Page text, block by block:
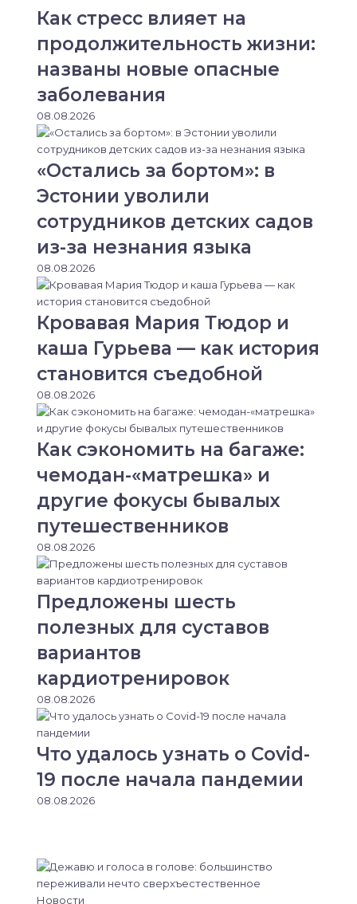
Как стресс влияет на
продолжительность жизни:
названы новые опасные
заболевания
08.08.2026
«Остались за бортом»: в
Эстонии уволили
сотрудников детских садов
из-за незнания языка
08.08.2026
Кровавая Мария Тюдор и
каша Гурьева — как история
становится съедобной
08.08.2026
Как сэкономить на багаже:
чемодан-«матрешка» и
другие фокусы бывалых
путешественников
08.08.2026
Предложены шесть
полезных для суставов
вариантов
кардиотренировок
08.08.2026
Что удалось узнать о Covid-
19 после начала пандемии
08.08.2026
Новости